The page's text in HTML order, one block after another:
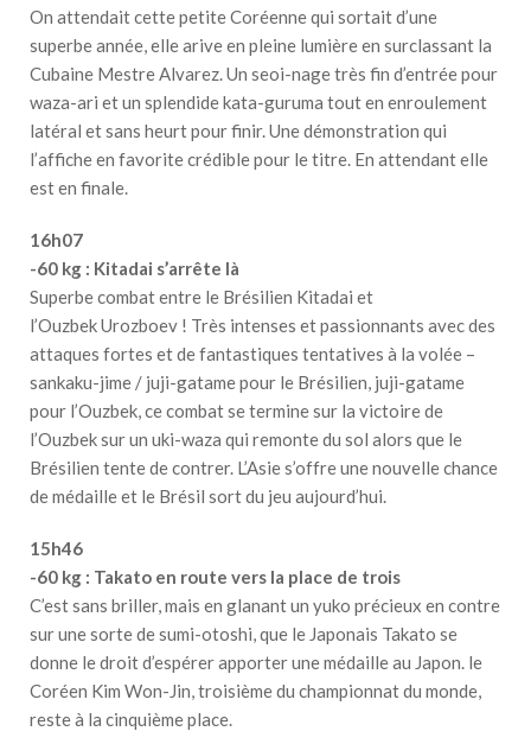
On attendait cette petite Coréenne qui sortait d’une
superbe année, elle arive en pleine lumière en surclassant la
Cubaine Mestre Alvarez. Un seoi-nage très fin d’entrée pour
waza-ari et un splendide kata-guruma tout en enroulement
latéral et sans heurt pour finir. Une démonstration qui
l’affiche en favorite crédible pour le titre. En attendant elle
est en finale.
16h07
-60 kg : Kitadai s’arrête là
Superbe combat entre le Brésilien Kitadai et
l’Ouzbek Urozboev ! Très intenses et passionnants avec des
attaques fortes et de fantastiques tentatives à la volée –
sankaku-jime / juji-gatame pour le Brésilien, juji-gatame
pour l’Ouzbek, ce combat se termine sur la victoire de
l’Ouzbek sur un uki-waza qui remonte du sol alors que le
Brésilien tente de contrer. L’Asie s’offre une nouvelle chance
de médaille et le Brésil sort du jeu aujourd’hui.
15h46
-60 kg : Takato en route vers la place de trois
C’est sans briller, mais en glanant un yuko précieux en contre
sur une sorte de sumi-otoshi, que le Japonais Takato se
donne le droit d’espérer apporter une médaille au Japon. le
Coréen Kim Won-Jin, troisième du championnat du monde,
reste à la cinquième place.